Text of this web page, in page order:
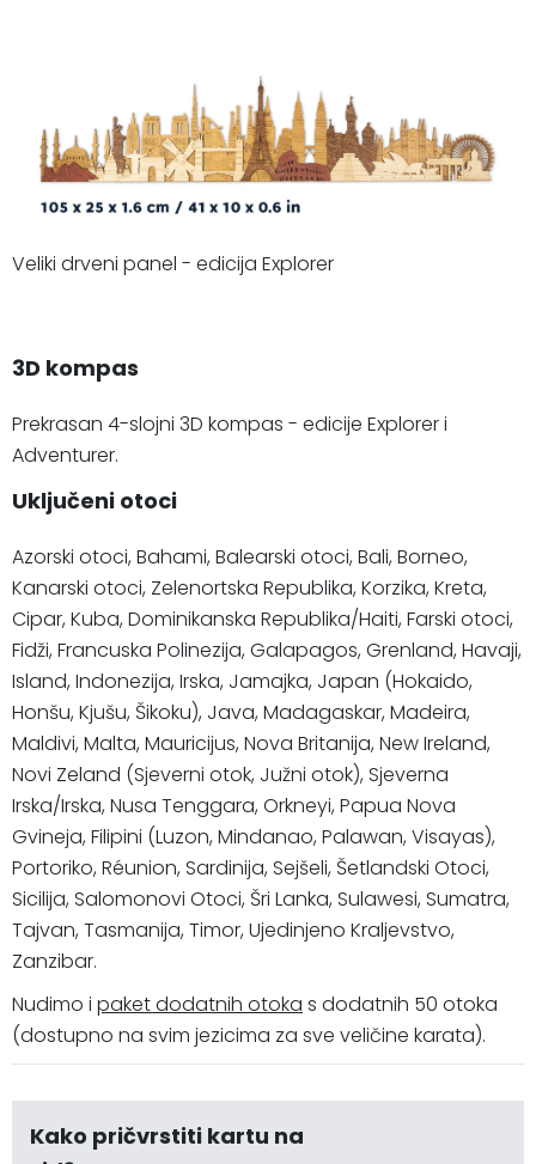
Veliki drveni panel - edicija Explorer
3D kompas
Prekrasan 4-slojni 3D kompas - edicije Explorer i
Adventurer.
Uključeni otoci
Azorski otoci, Bahami, Balearski otoci, Bali, Borneo,
Kanarski otoci, Zelenortska Republika, Korzika, Kreta,
Cipar, Kuba, Dominikanska Republika/Haiti, Farski otoci,
Fidži, Francuska Polinezija, Galapagos, Grenland, Havaji,
Island, Indonezija, Irska, Jamajka, Japan (Hokaido,
Honšu, Kjušu, Šikoku), Java, Madagaskar, Madeira,
Maldivi, Malta, Mauricijus, Nova Britanija, New Ireland,
Novi Zeland (Sjeverni otok, Južni otok), Sjeverna
Irska/Irska, Nusa Tenggara, Orkneyi, Papua Nova
Gvineja, Filipini (Luzon, Mindanao, Palawan, Visayas),
Portoriko, Réunion, Sardinija, Sejšeli, Šetlandski Otoci,
Sicilija, Salomonovi Otoci, Šri Lanka, Sulawesi, Sumatra,
Tajvan, Tasmanija, Timor, Ujedinjeno Kraljevstvo,
Zanzibar.
Nudimo i paket dodatnih otoka s dodatnih 50 otoka
(dostupno na svim jezicima za sve veličine karata).
Kako pričvrstiti kartu na